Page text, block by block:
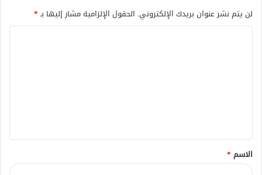
لن يتم نشر عنوان بريدك الإلكتروني. الحقول الإلزامية مشار إليها بـ*
ق
*
الاسم *